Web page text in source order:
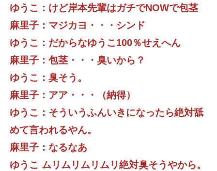
ゆうこ：けど岸本先輩はガチでNOWで包茎
麻里子：マジカヨ・・・シンド
ゆうこ：だからなゆうこ100％せえへん
麻里子：包茎・・・臭いから？
ゆうこ：臭そう。
麻里子：アア・・・（納得）
ゆうこ：そういうふんいきになったら絶対舐
めて言われるやん。
麻里子：なるなあ
ゆうこ ムリムリムリムリ絶対臭そうやから。